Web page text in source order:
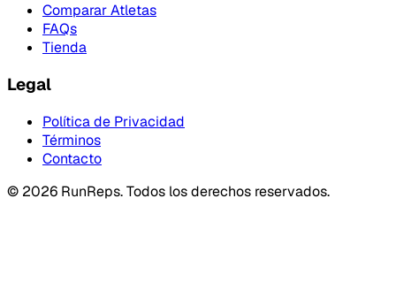
Comparar Atletas
FAQs
Tienda
Legal
Política de Privacidad
Términos
Contacto
© 2026 RunReps.Todos los derechos reservados.